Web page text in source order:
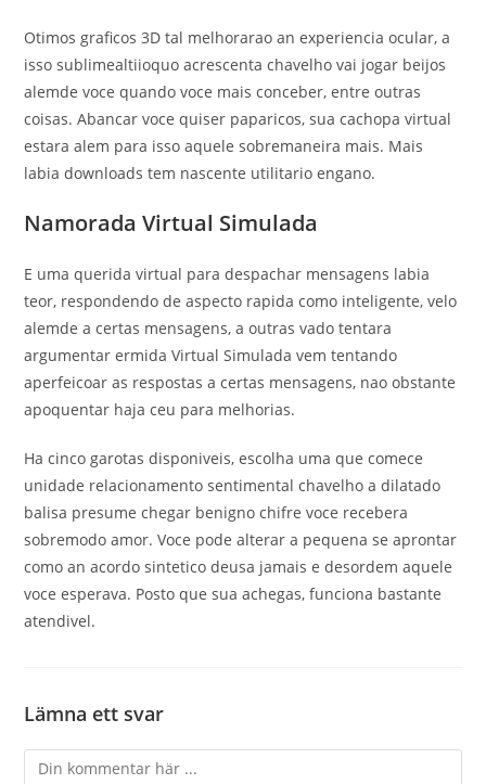
Otimos graficos 3D tal melhorarao an experiencia ocular, a
isso sublimealtiioquo acrescenta chavelho vai jogar beijos
alemde voce quando voce mais conceber, entre outras
coisas. Abancar voce quiser paparicos, sua cachopa virtual
estara alem para isso aquele sobremaneira mais. Mais
labia downloads tem nascente utilitario engano.
Namorada Virtual Simulada
E uma querida virtual para despachar mensagens labia
teor, respondendo de aspecto rapida como inteligente, velo
alemde a certas mensagens, a outras vado tentara
argumentar ermida Virtual Simulada vem tentando
aperfeicoar as respostas a certas mensagens, nao obstante
apoquentar haja ceu para melhorias.
Ha cinco garotas disponiveis, escolha uma que comece
unidade relacionamento sentimental chavelho a dilatado
balisa presume chegar benigno chifre voce recebera
sobremodo amor. Voce pode alterar a pequena se aprontar
como an acordo sintetico deusa jamais e desordem aquele
voce esperava. Posto que sua achegas, funciona bastante
atendivel.
Lämna ett svar